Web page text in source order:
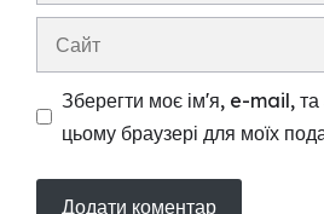
Зберегти моє ім'я, e-mail, та
цьому браузері для моїх